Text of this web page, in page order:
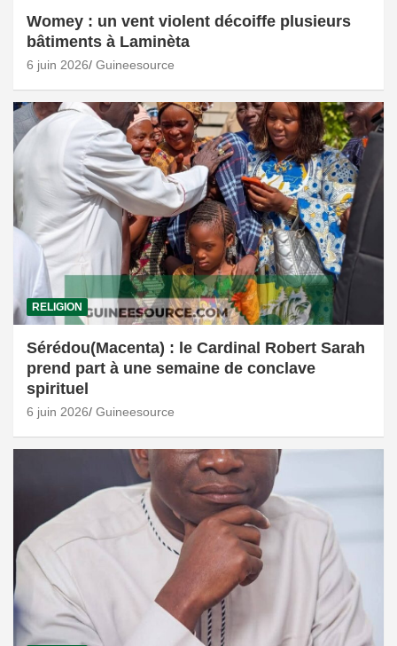
Womey : un vent violent décoiffe plusieurs
bâtiments à Laminèta
6 juin 2026 Guineesource
RELIGION
Sérédou(Macenta) : le Cardinal Robert Sarah
prend part à une semaine de conclave
spirituel
6 juin 2026 Guineesource